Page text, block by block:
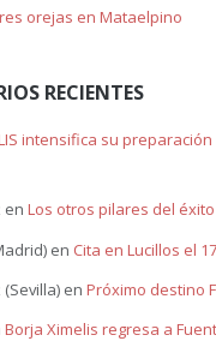
orejas en Mataelpino
RECIENTES
intensifica su
en Los otros pilares del éxito
en Cita en Lucillos el
en Próximo destino
Borja Ximelis regresa a